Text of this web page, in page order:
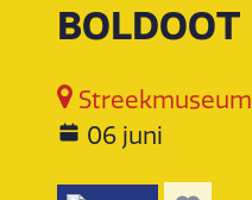
BOLDOOT
06 juni